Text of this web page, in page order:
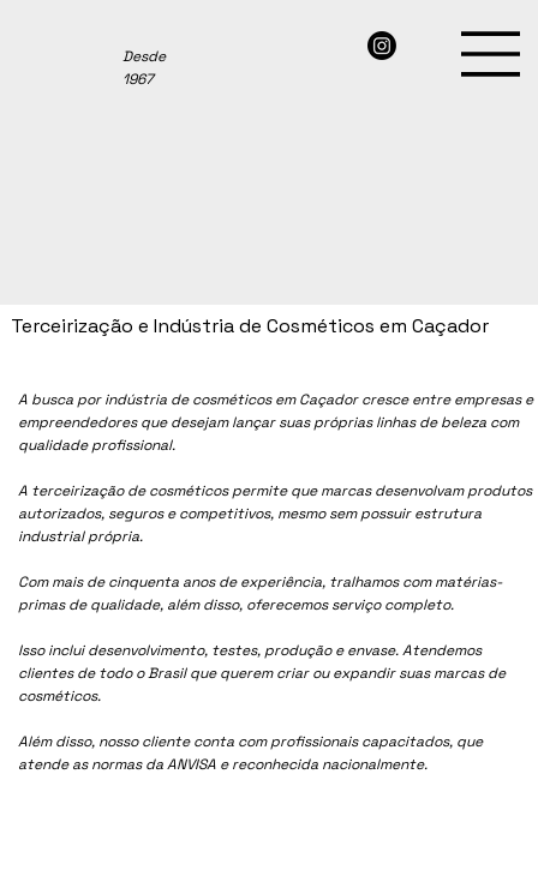
Desde
1967
A busca por indústria de cosméticos em Caçador cresce entre empresas e
empreendedores que desejam lançar suas próprias linhas de beleza com
qualidade profissional.
A terceirização de cosméticos permite que marcas desenvolvam produtos
autorizados, seguros e competitivos, mesmo sem possuir estrutura
industrial própria.
Com mais de cinquenta anos de experiência, tralhamos com matérias-
primas de qualidade, além disso, oferecemos serviço completo.
Isso inclui desenvolvimento, testes, produção e envase. Atendemos
clientes de todo o Brasil que querem criar ou expandir suas marcas de
cosméticos.
Além disso, nosso cliente conta com profissionais capacitados, que
atende as normas da ANVISA e reconhecida nacionalmente.
Terceirização e Indústria de Cosméticos em Caçador